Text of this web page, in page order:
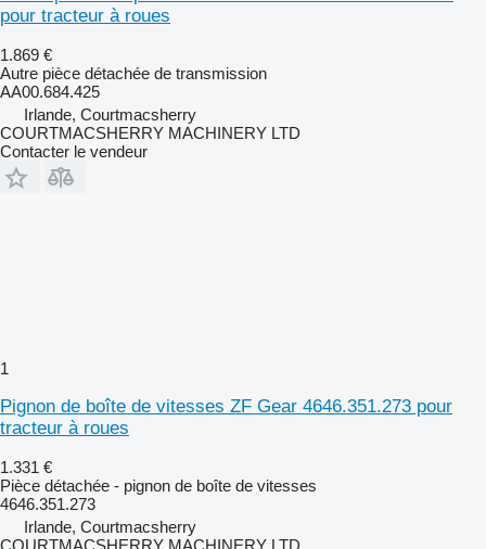
pour tracteur à roues
1.869 €
Autre pièce détachée de transmission
AA00.684.425
Irlande, Courtmacsherry
COURTMACSHERRY MACHINERY LTD
Contacter le vendeur
1
Pignon de boîte de vitesses ZF Gear 4646.351.273 pour
tracteur à roues
1.331 €
Pièce détachée - pignon de boîte de vitesses
4646.351.273
Irlande, Courtmacsherry
COURTMACSHERRY MACHINERY LTD